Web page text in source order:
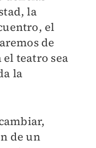
la
el
de
el teatro sea
la
de un